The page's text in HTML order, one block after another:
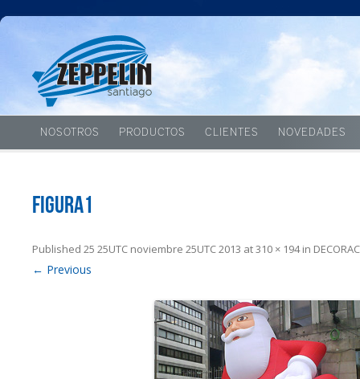
NOSOTROS PRODUCTOS CLIENTES NOVEDADES
figura1
Published 25 25UTC noviembre 25UTC 2013 at310 × 194in
← Previous